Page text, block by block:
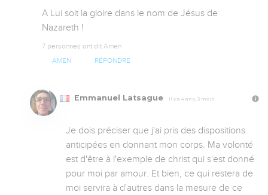
A Lui soit la gloire dans le nom de Jésus de
Nazareth !
7 personnes ont dit Amen
AMEN RÉPONDRE
Emmanuel Latsague Il y a 4 ans, 3 mois
Je dois préciser que j'ai pris des dispositions
anticipées en donnant mon corps. Ma volonté
est d'être à l'exemple de christ qui s'est donné
pour moi par amour. Et bien, ce qui restera de
moi servira à d'autres dans la mesure de ce